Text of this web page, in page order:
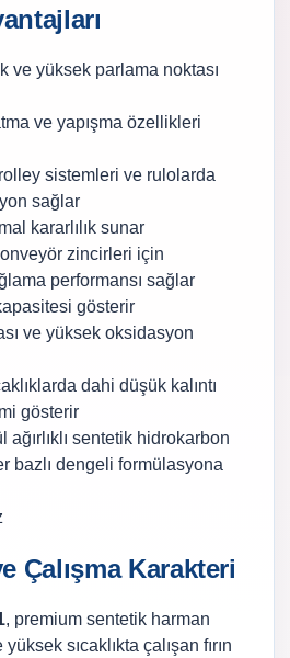
ve yüksek parlama noktası
ve yapışma özellikleri
sistemleri ve rulolarda
sağlar
kararlılık sunar
zincirleri için
performansı sağlar
gösterir
ve yüksek oksidasyon
dahi düşük kalıntı
gösterir
ağırlıklı sentetik hidrokarbon
bazlı dengeli formülasyona
Çalışma Karakteri
, premium sentetik harman
sıcaklıkta çalışan fırın